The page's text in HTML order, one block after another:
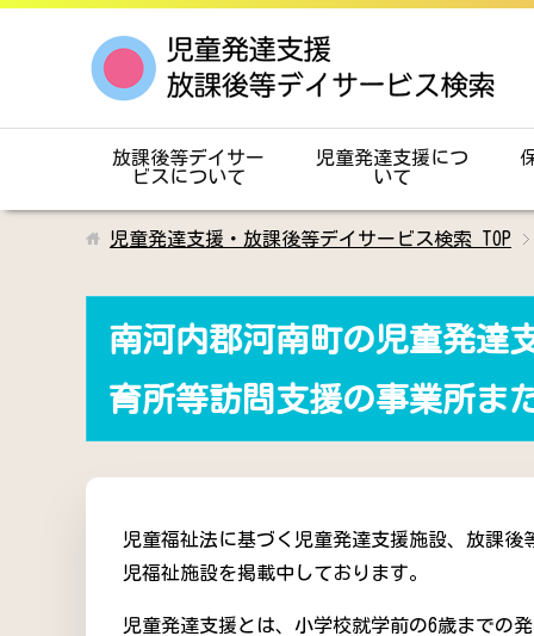
放課後等デイサー
ビスについて
児童発達支援につ
いて
児童発達支援・放課後等デイサービス検索 TOP
南河内郡河南町の児童発達
育所等訪問支援の事業所ま
児童福祉法に基づく児童発達支援施設、放課
児福祉施設を掲載中しております。
児童発達支援とは、小学校就学前の6歳までの